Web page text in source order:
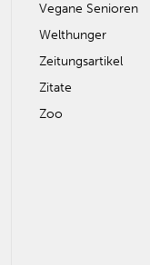
Vegane Senioren
Welthunger
Zeitungsartikel
Zitate
Zoo